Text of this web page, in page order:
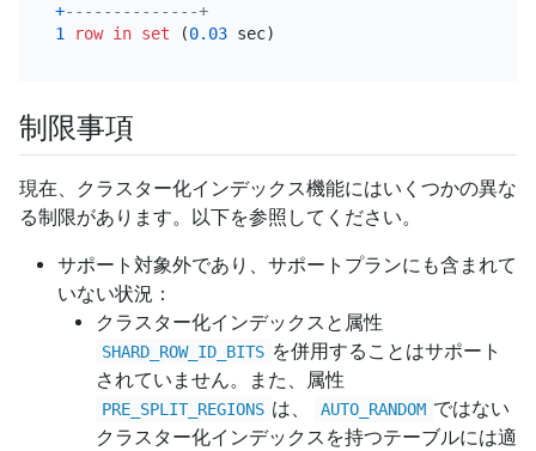
+--------------+
1
row in set (0.03
制限事項
現在、クラスター化インデックス機能にはいくつかの異な
る制限があります。以下を参照してください。
サポート対象外であり、サポートプランにも含まれて
いない状況：
クラスター化インデックスと属性
SHARD_ROW_ID_BITS を併用することはサポート
されていません。また、属性
PRE_SPLIT_REGIONS は、 AUTO_RANDOM ではない
クラスター化インデックスを持つテーブルには適